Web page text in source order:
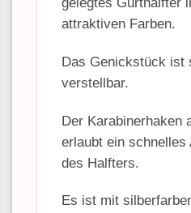
attraktiven Farben.
Das Genickstück ist
verstellbar.
Der Karabinerhaken
erlaubt ein schnelles
des Halfters.
Es ist mit